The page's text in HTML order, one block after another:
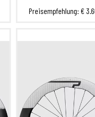
Preisempfehlung: €